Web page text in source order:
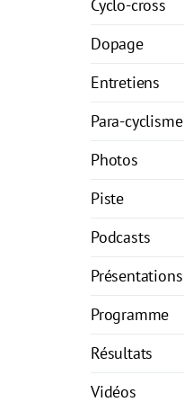
Cyclo-cross
Dopage
Entretiens
Para-cyclisme
Photos
Piste
Podcasts
Présentations
Programme
Résultats
Vidéos